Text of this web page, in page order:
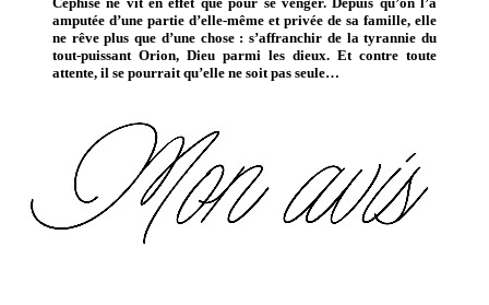
amputée d’une partie d’elle-même et privée de sa famille, elle
ne rêve plus que d’une chose : s’affranchir de la tyrannie du
tout-puissant Orion, Dieu parmi les dieux. Et contre toute
attente, il se pourrait qu’elle ne soit pas seule…